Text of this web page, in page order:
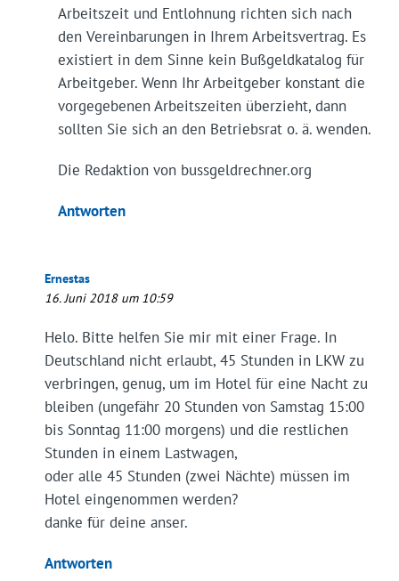
Arbeitszeit und Entlohnung richten sich nach
den Vereinbarungen in Ihrem Arbeitsvertrag. Es
existiert in dem Sinne kein Bußgeldkatalog für
Arbeitgeber. Wenn Ihr Arbeitgeber konstant die
vorgegebenen Arbeitszeiten überzieht, dann
sollten Sie sich an den Betriebsrat o. ä. wenden.
Die Redaktion von bussgeldrechner.org
Antworten
Ernestas
16. Juni 2018 um 10:59
Helo. Bitte helfen Sie mir mit einer Frage. In
Deutschland nicht erlaubt, 45 Stunden in LKW zu
verbringen, genug, um im Hotel für eine Nacht zu
bleiben (ungefähr 20 Stunden von Samstag 15:00
bis Sonntag 11:00 morgens) und die restlichen
Stunden in einem Lastwagen,
oder alle 45 Stunden (zwei Nächte) müssen im
Hotel eingenommen werden?
danke für deine anser.
Antworten